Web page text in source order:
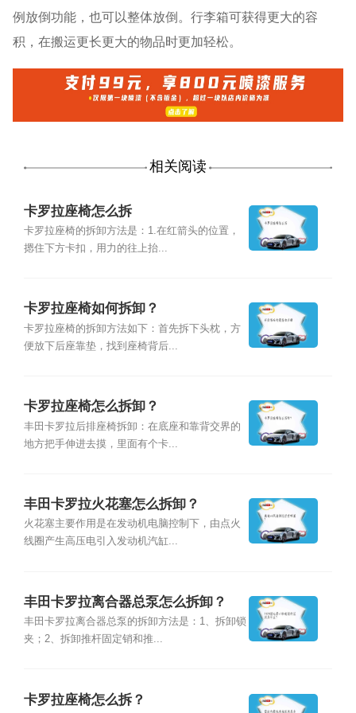
例放倒功能，也可以整体放倒。行李箱可获得更大的容
积，在搬运更长更大的物品时更加轻松。
相关阅读
卡罗拉座椅怎么拆
卡罗拉座椅的拆卸方法是：1.在红箭头的位置，
摁住下方卡扣，用力的往上抬...
卡罗拉座椅如何拆卸？
卡罗拉座椅的拆卸方法如下：首先拆下头枕，方
便放下后座靠垫，找到座椅背后...
卡罗拉座椅怎么拆卸？
丰田卡罗拉后排座椅拆卸：在底座和靠背交界的
地方把手伸进去摸，里面有个卡...
丰田卡罗拉火花塞怎么拆卸？
火花塞主要作用是在发动机电脑控制下，由点火
线圈产生高压电引入发动机汽缸...
丰田卡罗拉离合器总泵怎么拆卸？
丰田卡罗拉离合器总泵的拆卸方法是：1、拆卸锁
夹；2、拆卸推杆固定销和推...
卡罗拉座椅怎么拆？